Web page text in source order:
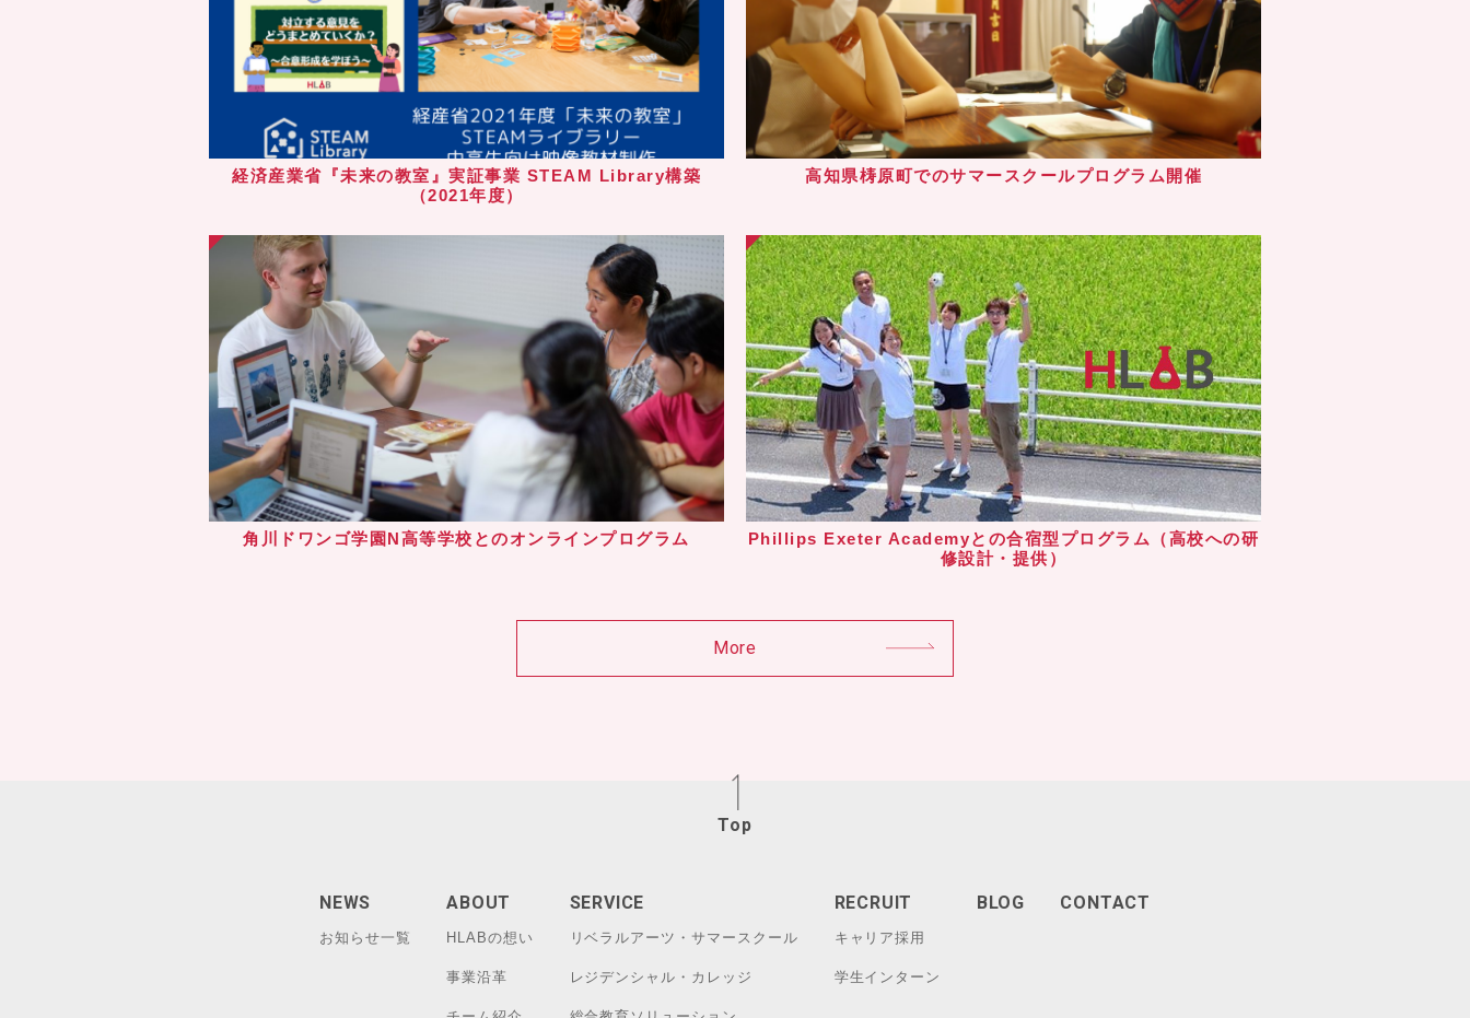
経済産業省『未来の教室』実証事業 STEAM Library構築
（2021年度）
高知県梼原町でのサマースクールプログラム開催
角川ドワンゴ学園N高等学校とのオンラインプログラム
Phillips Exeter Academyとの合宿型プログラム（高校への研
修設計・提供）
More
Top
NEWS
お知らせ一覧
ABOUT
HLABの想い
事業沿革
SERVICE
リベラルアーツ・サマースクール
レジデンシャル・カレッジ
RECRUIT
キャリア採用
学生インターン
BLOG CONTACT